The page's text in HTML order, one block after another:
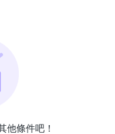
他條件吧！